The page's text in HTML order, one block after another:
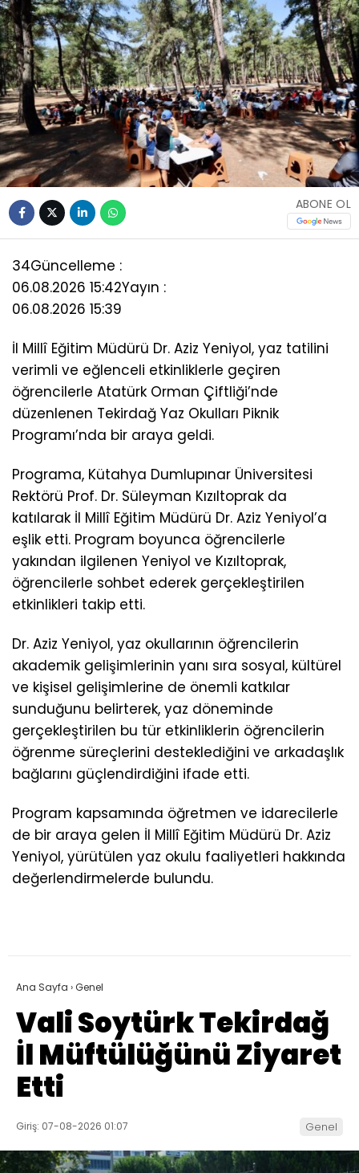
ABONE OL
34Güncelleme :
06.08.2026 15:42Yayın :
06.08.2026 15:39
İl Millî Eğitim Müdürü Dr. Aziz Yeniyol, yaz tatilini
verimli ve eğlenceli etkinliklerle geçiren
öğrencilerle Atatürk Orman Çiftliği’nde
düzenlenen Tekirdağ Yaz Okulları Piknik
Programı’nda bir araya geldi.
Programa, Kütahya Dumlupınar Üniversitesi
Rektörü Prof. Dr. Süleyman Kızıltoprak da
katılarak İl Millî Eğitim Müdürü Dr. Aziz Yeniyol’a
eşlik etti. Program boyunca öğrencilerle
yakından ilgilenen Yeniyol ve Kızıltoprak,
öğrencilerle sohbet ederek gerçekleştirilen
etkinlikleri takip etti.
Dr. Aziz Yeniyol, yaz okullarının öğrencilerin
akademik gelişimlerinin yanı sıra sosyal, kültürel
ve kişisel gelişimlerine de önemli katkılar
sunduğunu belirterek, yaz döneminde
gerçekleştirilen bu tür etkinliklerin öğrencilerin
öğrenme süreçlerini desteklediğini ve arkadaşlık
bağlarını güçlendirdiğini ifade etti.
Program kapsamında öğretmen ve idarecilerle
de bir araya gelen İl Millî Eğitim Müdürü Dr. Aziz
Yeniyol, yürütülen yaz okulu faaliyetleri hakkında
değerlendirmelerde bulundu.
Ana Sayfa ›Genel
Vali Soytürk Tekirdağ
İl Müftülüğünü Ziyaret
Etti
Giriş: 07-08-2026 01:07 Genel